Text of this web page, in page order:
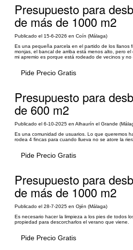
Presupuesto para
de más de 1000 m2
Publicado el 15-6-2026 en Coín (Málaga)
Es una pequeña parcela en el partido de los llanos
monjas, el bancal de arriba está menos alto, pero el
mi apremio es porque está rodeado de vecinos y no
Pide Precio Gratis
Presupuesto para
de 600 m2
Publicado el 6-10-2025 en Alhaurín el Grande
Es una comunidad de usuarios. Lo que queremos
rodea 4 fincas para cuando llueva no se atore la
Pide Precio Gratis
Presupuesto para
de más de 1000 m2
Publicado el 28-7-2025 en Ojén (Málaga)
Es necesario hacer la limpieza a los pies de todos
propiedad para descorcharlos el verano que viene.
Pide Precio Gratis